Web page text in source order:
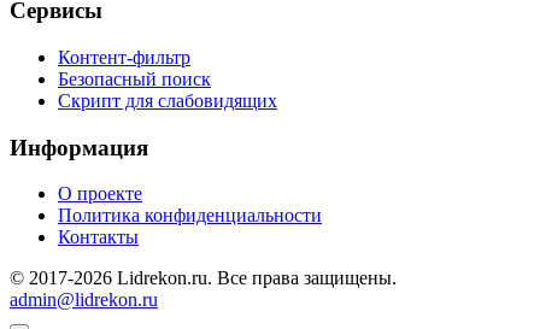
Сервисы
Контент-фильтр
Безопасный поиск
Скрипт для слабовидящих
Информация
О проекте
Политика конфиденциальности
Контакты
© 2017-2026 Lidrekon.ru. Все права защищены.
admin@lidrekon.ru